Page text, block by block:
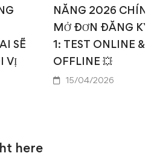
SẼ
VỊ
NĂNG 2026
MỞ ĐƠN ĐĂNG KÝ
1: TEST ONLINE &
OFFLINE 💥
15/04/2026
here